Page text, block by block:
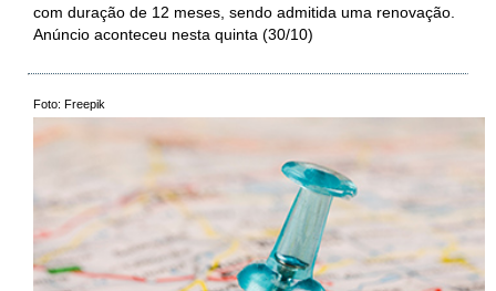
com duração de 12 meses, sendo admitida uma renovação.
Anúncio aconteceu nesta quinta (30/10)
Foto: Freepik